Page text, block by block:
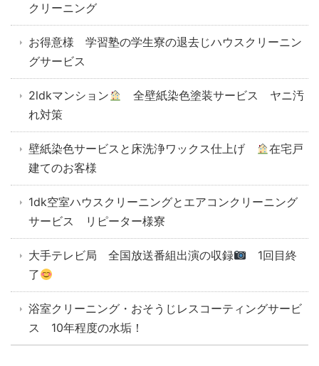
クリーニング
お得意様 学習塾の学生寮の退去じハウスクリーニン
グサービス
2ldkマンション
全壁紙染色塗装サービス ヤニ汚
れ対策
壁紙染色サービスと床洗浄ワックス仕上げ
在宅戸
建てのお客様
1dk空室ハウスクリーニングとエアコンクリーニング
サービス リピーター様寮
大手テレビ局 全国放送番組出演の収録
1回目終
了
浴室クリーニング・おそうじレスコーティングサービ
ス 10年程度の水垢！